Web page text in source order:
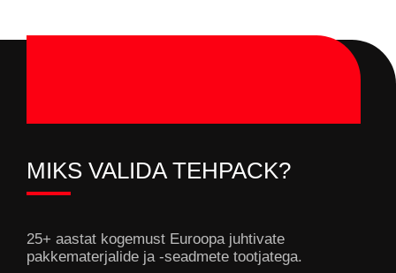
MIKS VALIDA TEHPACK?
25+ aastat kogemust Euroopa juhtivate
pakkematerjalide ja -seadmete tootjatega.